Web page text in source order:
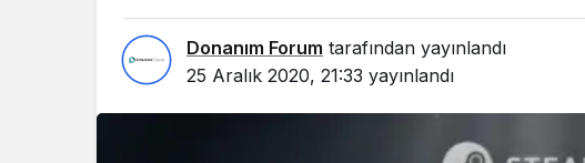
Donanım Forum tarafından yayınlandı
25 Aralık 2020, 21:33 yayınlandı